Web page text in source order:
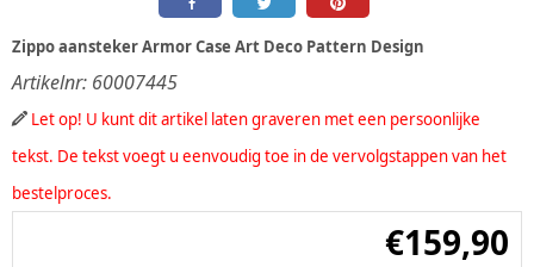
Zippo aansteker Armor Case Art Deco Pattern Design
Artikelnr: 60007445
Let op! U kunt dit artikel laten graveren met een persoonlijke
tekst. De tekst voegt u eenvoudig toe in de vervolgstappen van het
bestelproces.
€159,90